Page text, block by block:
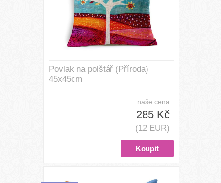
Povlak na polštář (Příroda)
45x45cm
naše cena
285 Kč
(12 EUR)